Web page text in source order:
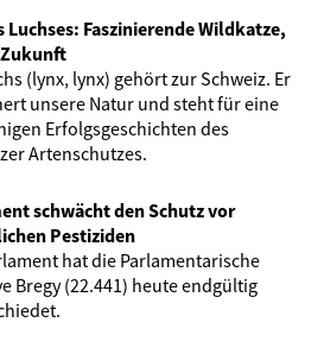
Luchses: Faszinierende Wildkatze,
(lynx, lynx) gehört zur Schweiz. Er
unsere Natur und steht für eine
Erfolgsgeschichten des
Artenschutzes.
schwächt den Schutz vor
Pestiziden
hat die Parlamentarische
Bregy (22.441) heute endgültig